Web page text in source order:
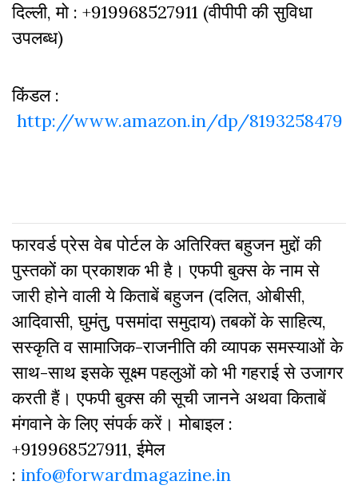
दिल्ली, मो : +919968527911 (वीपीपी की सुविधा
उपलब्ध)
किंडल :
http://www.amazon.in/dp/8193258479
फारवर्ड प्रेस वेब पोर्टल के अतिरिक्‍त बहुजन मुद्दों की
पुस्‍तकों का प्रकाशक भी है। एफपी बुक्‍स के नाम से
जारी होने वाली ये किताबें बहुजन (दलित, ओबीसी,
आदिवासी, घुमंतु, पसमांदा समुदाय) तबकों के साहित्‍य,
सस्‍क‍ृति व सामाजिक-राजनीति की व्‍यापक समस्‍याओं के
साथ-साथ इसके सूक्ष्म पहलुओं को भी गहराई से उजागर
करती हैं। एफपी बुक्‍स की सूची जानने अथवा किताबें
मंगवाने के लिए संपर्क करें। मोबाइल :
+919968527911, ईमेल
: info@forwardmagazine.in